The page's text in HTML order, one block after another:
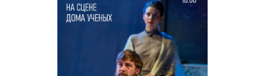
О Доме учёных
Виртуальный тур